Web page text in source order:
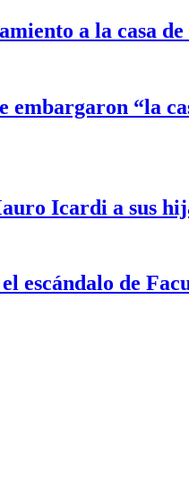
a la casa
“la
Icardi a sus
escándalo de